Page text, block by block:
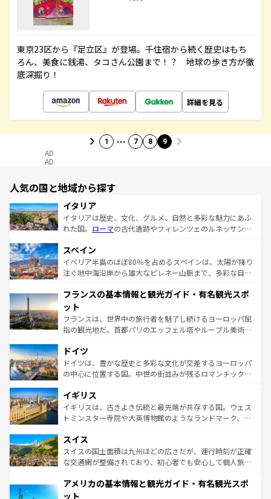
東京23区から『足立区』が登場。千住宿から続く歴史はもち
ろん、美食に銭湯、タコさん公園まで！？ 地球の歩き方が徹
底深掘り！
詳細を見る
1 … 7 8 9
AD
AD
人気の国と地域から探す
イタリア
イタリアは歴史、文化、グルメ、自然と多彩な魅力にあふ
れた国。 ローマの古代遺跡やフィレンツェのルネッサンス
ろん、トスカーナの美しい田園風景やアマルフィ海岸の絶
景など、自然景観も見逃せない。観光の合間には、本場の
ピザやパスタなど、絶品のイタリア料理を堪能することも
ませてくれるイタリアで、忘れられない旅をしてみよう！
なお、新着のイタリア情報は
しい。
スペイン
イベリア半島のほぼ80％を占めるスペインは、太陽が降り
注ぐ地中海沿岸から雄大なピレネー山脈まで、多彩な自然
文化が根付くこの国では、情熱的なフラメンコ、熱気あふ
れる闘牛、そして美味しいタパスが生活の一部となってい
る。首都マドリードの洗練された雰囲気や、バルセロナの
アートに溢れた街角から、地方では古代ローマ遺跡や中世
せる。地方によって風土や気候が異なるスペインはその個
性で訪れる人を魅了する。 なお、新着のスペイン情報は コ
ンテンツ一覧を参照してほしい。
フランスの基本情報と観光ガイド・有名観光スポ
ット
フランスは、世界中の旅行者を魅了し続けるヨーロッパ屈
指の観光地だ。首都パリのエッフェル塔やルーブル美術館
で、幅広い魅力が詰まっている。華麗な宮殿、歴史的な大
聖堂、美しいビーチ、そして豊かな自然が、訪れる者を心
から魅了する。また、フランスは美食の国としても知ら
いる。シャンパンの発祥地であるランス、プロヴァンスの
香り高いラベンダー畑など、多彩な楽しみ方が可能だ。さ
らに、パリ以外の地域にも魅力が溢れており、どの街角に
れる地方に足を運ぶとそれぞれで全く異なる文化を体験で
きるだろう。 なお、新着のフランス情報はコンテンツ一覧
を参照してほしい。
ドイツ
ドイツは、豊かな歴史と多彩な文化が交差するヨーロッパ
の中心に位置する国。中世の街並みが残るロマンチック街
顔を持つこの国は、どこを歩いても飽きることがない。ベ
ルリンの文化的活気、バイエルン州のアルプスの絶景、そ
してライン川沿いのワイン畑といった風景は必見。ビール
は、お酒好きな人にはぜひ体験してほしい。 なお、新着の
ドイツ情報はコンテンツ一覧を参照してほしい。
イギリス
イギリスは、古きよき伝統と最先端が共存する国。ウェス
トミンスター寺院や大英博物館のようなランドマーク、歴
リアごとに異なる魅力がある。また、優雅なアフタヌーン
ティー、ビール好きにはたまらない英国パブ、サッカー観
戦など、本場だからこそできる体験も豊富。イギリスを旅
ンツ一覧を参照してほしい。
スイス
スイスの国土面積は九州ほどの広さだが、運行時刻が正確
な交通網が整備されており、初心者でも安心して個人旅行
の建物がそのまま残る町や、スイスならではのユニークな
博物館もあり、アルプス観光だけでなく町歩きも満喫する
アメリカの基本情報と観光ガイド・有名観光スポ
ット